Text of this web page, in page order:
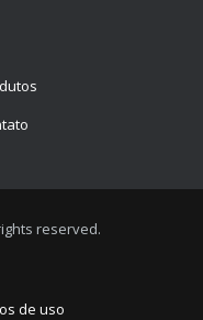
reserved.
de uso